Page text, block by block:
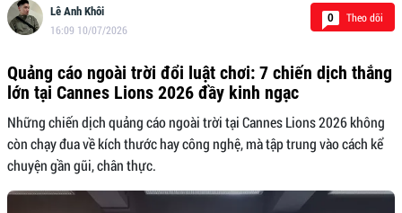
Lê Anh Khôi
16:09 10/07/2026
0 Theo dõi
Quảng cáo ngoài trời đổi luật chơi: 7 chiến dịch thắng
lớn tại Cannes Lions 2026 đầy kinh ngạc
Những chiến dịch quảng cáo ngoài trời tại Cannes Lions 2026 không
còn chạy đua về kích thước hay công nghệ, mà tập trung vào cách kể
chuyện gần gũi, chân thực.